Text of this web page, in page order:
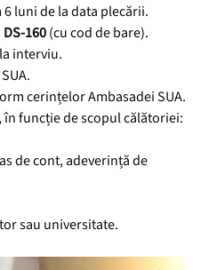
luni de la data plecării.
DS-160(cu cod de bare).
interviu.
cerințelor Ambasadei SUA.
funcție de scopul călătoriei:
de cont, adeverință de
sau universitate.